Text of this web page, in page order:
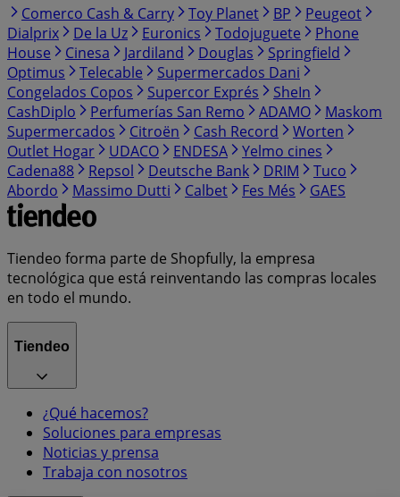
Comerco Cash & Carry
Toy Planet BP
Peugeot
Dialprix
De la Uz Euronics Todojuguete
Phone
House
Cinesa Jardiland Douglas
Springfield
Optimus
Telecable
Supermercados Dani
Congelados Copos
Supercor Exprés
SheIn
CashDiplo
Perfumerías San Remo ADAMO
Maskom
Supermercados
Citroën Cash Record
Worten
Outlet Hogar
UDACO ENDESA
Yelmo cines
Cadena88
Repsol Deutsche Bank DRIM
Tuco
Abordo
Massimo Dutti Calbet Fes Més GAES
Tiendeo forma parte de Shopfully, la empresa
tecnológica que está reinventando las compras locales
en todo el mundo.
Tiendeo
¿Qué hacemos?
Soluciones para empresas
Noticias y prensa
Trabaja con nosotros